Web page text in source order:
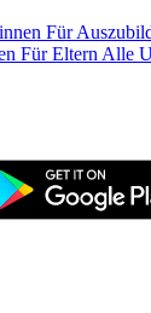
Für
Für Eltern Alle